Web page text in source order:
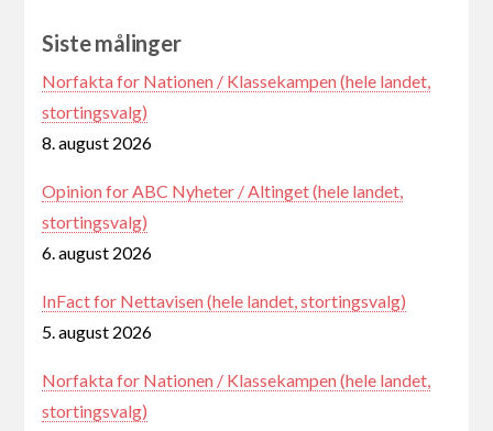
Siste målinger
Norfakta for Nationen / Klassekampen (hele landet,
stortingsvalg)
8. august 2026
Opinion for ABC Nyheter / Altinget (hele landet,
stortingsvalg)
6. august 2026
InFact for Nettavisen (hele landet, stortingsvalg)
5. august 2026
Norfakta for Nationen / Klassekampen (hele landet,
stortingsvalg)